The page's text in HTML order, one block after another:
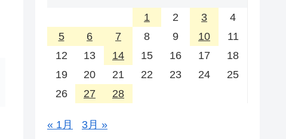
1 2 3
4
5
6 7 8 9 10
11
12
13 14 15 16 17
18
19
20 21 22 23 24
25
26
27 28
« 1月 3月 »